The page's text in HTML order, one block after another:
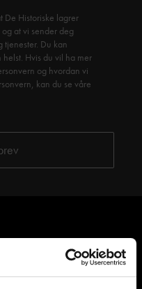
De Historiske lagrer
at vi sender deg
tjenester. Du kan
Hvis du vil ha mer
og hvordan vi
kan du se våre